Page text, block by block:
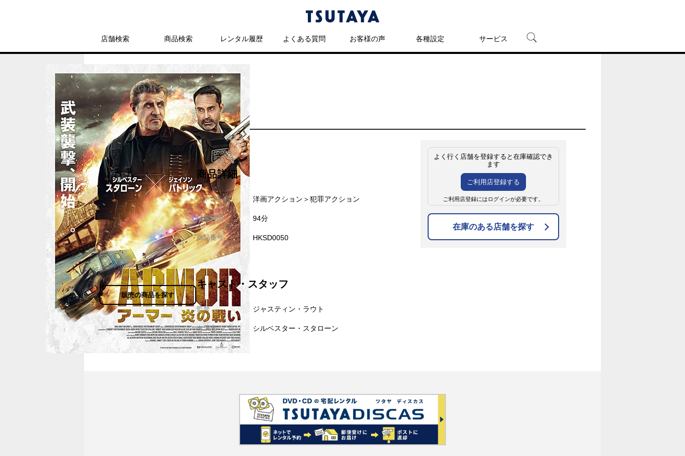
店舗検索 商品検索 レンタル履歴 よくある質問 お客様の声 各種設定 サービス
アーマー 炎の戦い
レンタル開始日：2026年7月3日
販売の商品を探す
商品詳細
ジャンル名 洋画アクション＞犯罪アクション
収録時間 94分
商品番号 HKSD0050
キャスト・スタッフ
監督 ジャスティン・ラウト
出演者 シルベスター・スタローン
よく行く店舗を登録すると在庫確認でき
ます
ご利用店登録する
ご利用店登録にはログインが必要です。
在庫のある店舗を探す